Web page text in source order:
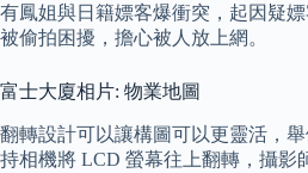
有鳳姐與日籍嫖客爆衝突，起因疑
被偷拍困擾，擔心被人放上網。
富士大廈相片: 物業地圖
翻轉設計可以讓構圖可以更靈活，
持相機將 LCD 螢幕往上翻轉，攝影